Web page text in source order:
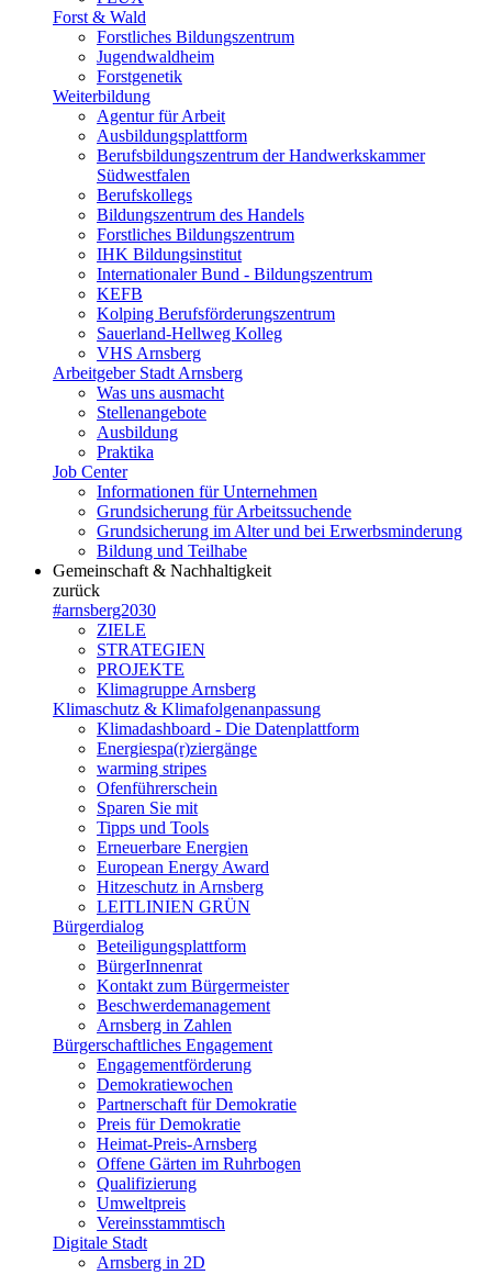
Forst & Wald
Forstliches Bildungszentrum
Jugendwaldheim
Forstgenetik
Weiterbildung
Agentur für Arbeit
Ausbildungsplattform
Berufsbildungszentrum der Handwerkskammer
Südwestfalen
Berufskollegs
Bildungszentrum des Handels
Forstliches Bildungszentrum
IHK Bildungsinstitut
Internationaler Bund - Bildungszentrum
KEFB
Kolping Berufsförderungszentrum
Sauerland-Hellweg Kolleg
VHS Arnsberg
Arbeitgeber Stadt Arnsberg
Was uns ausmacht
Stellenangebote
Ausbildung
Praktika
Job Center
Informationen für Unternehmen
Grundsicherung für Arbeitssuchende
Grundsicherung im Alter und bei Erwerbsminderung
Bildung und Teilhabe
Gemeinschaft & Nachhaltigkeit
zurück
#arnsberg2030
ZIELE
STRATEGIEN
PROJEKTE
Klimagruppe Arnsberg
Klimaschutz & Klimafolgenanpassung
Klimadashboard - Die Datenplattform
Energiespa(r)ziergänge
warming stripes
Ofenführerschein
Sparen Sie mit
Tipps und Tools
Erneuerbare Energien
European Energy Award
Hitzeschutz in Arnsberg
LEITLINIEN GRÜN
Bürgerdialog
Beteiligungsplattform
BürgerInnenrat
Kontakt zum Bürgermeister
Beschwerdemanagement
Arnsberg in Zahlen
Bürgerschaftliches Engagement
Engagementförderung
Demokratiewochen
Partnerschaft für Demokratie
Preis für Demokratie
Heimat-Preis-Arnsberg
Offene Gärten im Ruhrbogen
Qualifizierung
Umweltpreis
Vereinsstammtisch
Digitale Stadt
Arnsberg in 2D